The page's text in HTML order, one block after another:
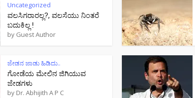
Uncategorized
ವಲಸಿಗರಾರಲ್ಲ?, ವಲಸೆಯು ನಿಂತರೆ
ಬದುಕಿಲ್ಲ !
by Guest Author
ಜೇಡನ ಜಾಡು ಹಿಡಿದು..
ಗೋಡೆಯ ಮೇಲಿನ ಜಿಗಿಯುವ
ಜೇಡಗಳು
by Dr. Abhijith A P C